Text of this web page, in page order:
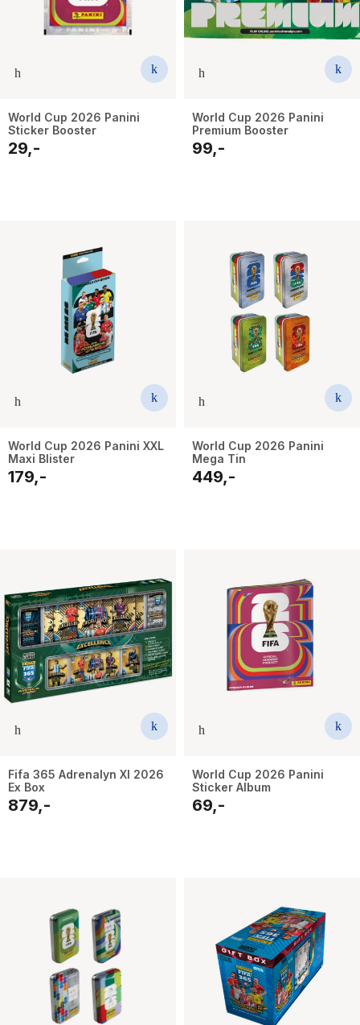
World Cup 2026 Panini
Sticker Booster
29,-
World Cup 2026 Panini
Premium Booster
99,-
World Cup 2026 Panini XXL
Maxi Blister
179,-
World Cup 2026 Panini
Mega Tin
449,-
Fifa 365 Adrenalyn Xl 2026
Ex Box
879,-
World Cup 2026 Panini
Sticker Album
69,-